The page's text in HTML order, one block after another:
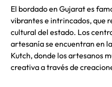
El bordado en Gujarat es
vibrantes e intrincados, que
cultural del estado. Los
artesanía se encuentran en
Kutch, donde los artesanos
creativa a través de